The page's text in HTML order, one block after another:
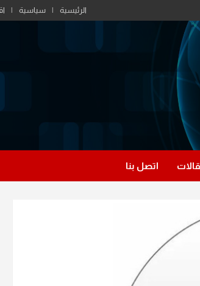
الرئيسية سياسية
اتصل بنا